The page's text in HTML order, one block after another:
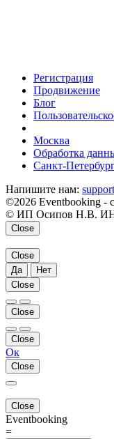
Регистрация
Продвижение
Блог
Москва
Обработка
Санкт-
Напишите нам:
©2026 Eventbooking -
© ИП Осипов Н.В.
Close
Close
Да
Нет
Close
Close
Close
Ок
Close
Close
Eventbooking
=